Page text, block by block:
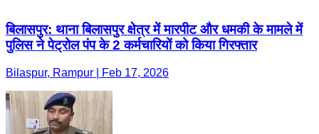
बिलासपुर: थाना बिलासपुर क्षेत्र में मारपीट और धमकी के मामले में
पुलिस ने पेट्रोल पंप के 2 कर्मचारियों को किया गिरफ्तार
Bilaspur, Rampur | Feb 17, 2026